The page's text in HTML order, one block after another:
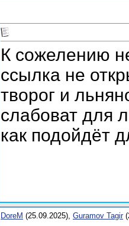
К сожелению
ссылка не
творог и
слабоват для
как подойдёт
DoreM (25.09.2025), Guramov Tagir